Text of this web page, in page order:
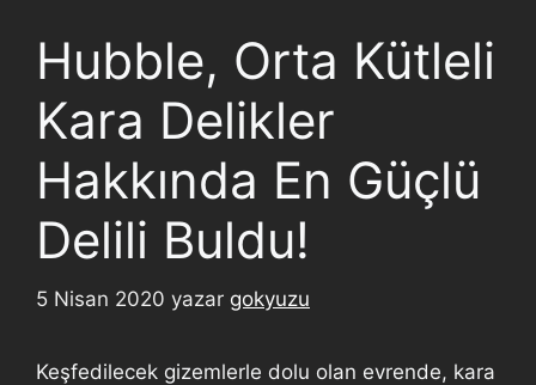
Hubble, Orta Kütleli
Kara Delikler
Hakkında En Güçlü
Delili Buldu!
5 Nisan 2020 yazar gokyuzu
Keşfedilecek gizemlerle dolu olan evrende, kara